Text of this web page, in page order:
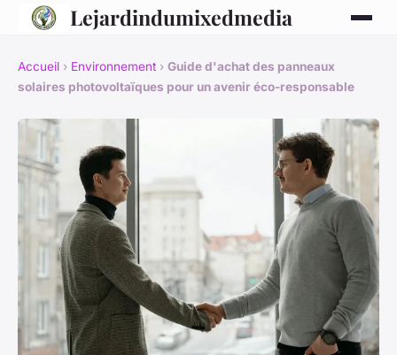
Lejardindumixedmedia
Accueil › Environnement › Guide d'achat des panneaux
solaires photovoltaïques pour un avenir éco-responsable